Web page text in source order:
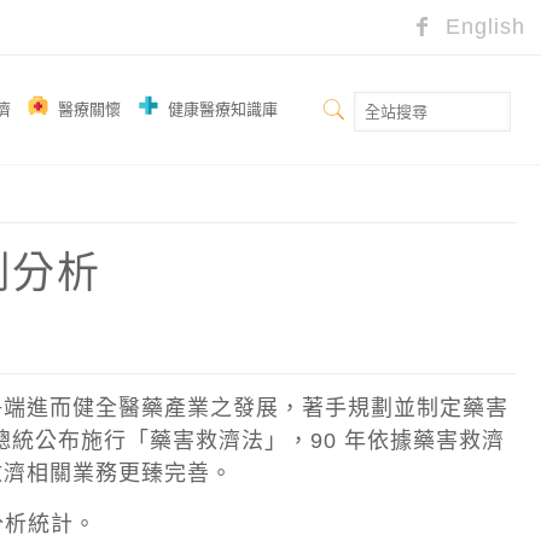
English
醫療關懷 健康醫療知識庫
析
進而健全醫藥產業之發展，著手規劃並制定藥害
公布施行「藥害救濟法」，90 年依據藥害救濟
相關業務更臻完善。
統計。